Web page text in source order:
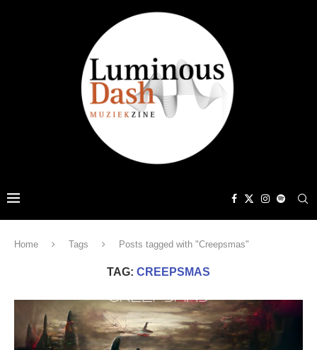
Home Tags Posts tagged with "Creepsmas"
TAG: CREEPSMAS